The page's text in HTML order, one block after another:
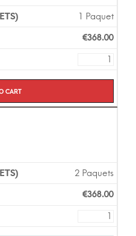
1 Paquet
€368.00
cart
2 Paquets
€368.00